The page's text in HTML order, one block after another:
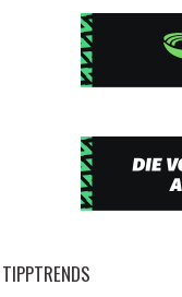
TIPPTRENDS